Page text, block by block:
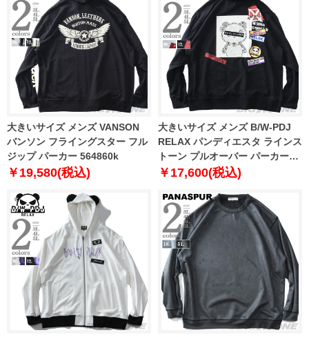
大きいサイズ メンズ VANSON
バンソン フライングスター フル
ジップ パーカー 564860k
￥19,580(税込)
大きいサイズ メンズ B/W-PDJ
RELAX パンディエスタ ラインス
トーン プルオーバー パーカー
564862k
￥17,600(税込)